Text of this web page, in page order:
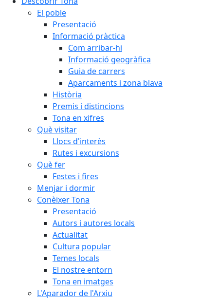
El poble
Presentació
Informació pràctica
Com arribar-hi
Informació geogràfica
Guia de carrers
Aparcaments i zona blava
Història
Premis i distincions
Tona en xifres
Què visitar
Llocs d'interès
Rutes i excursions
Què fer
Festes i fires
Menjar i dormir
Conèixer Tona
Presentació
Autors i autores locals
Actualitat
Cultura popular
Temes locals
El nostre entorn
Tona en imatges
L'Aparador de l'Arxiu